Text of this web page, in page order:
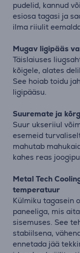
pudelid, kannud
esiosa tagasi ja
ilma riiulit
Mugav ligipääs
Täislaiuses
kõigele, alates
See hoiab toidu
ligipääsu.
Suuremate ja
Suur ukseriiul
esemeid
mahutab
kahes reas
Metal Tech
temperatuur
Külmiku tagasein
paneeliga, mis
sisemuses. See
stabiilsena,
ennetada jää